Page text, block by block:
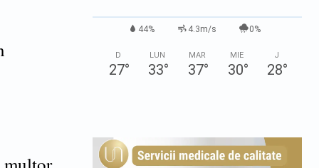
44% 4.3m/s 0%
D
27°
LUN
33°
MAR
37°
MIE
30°
J
28°